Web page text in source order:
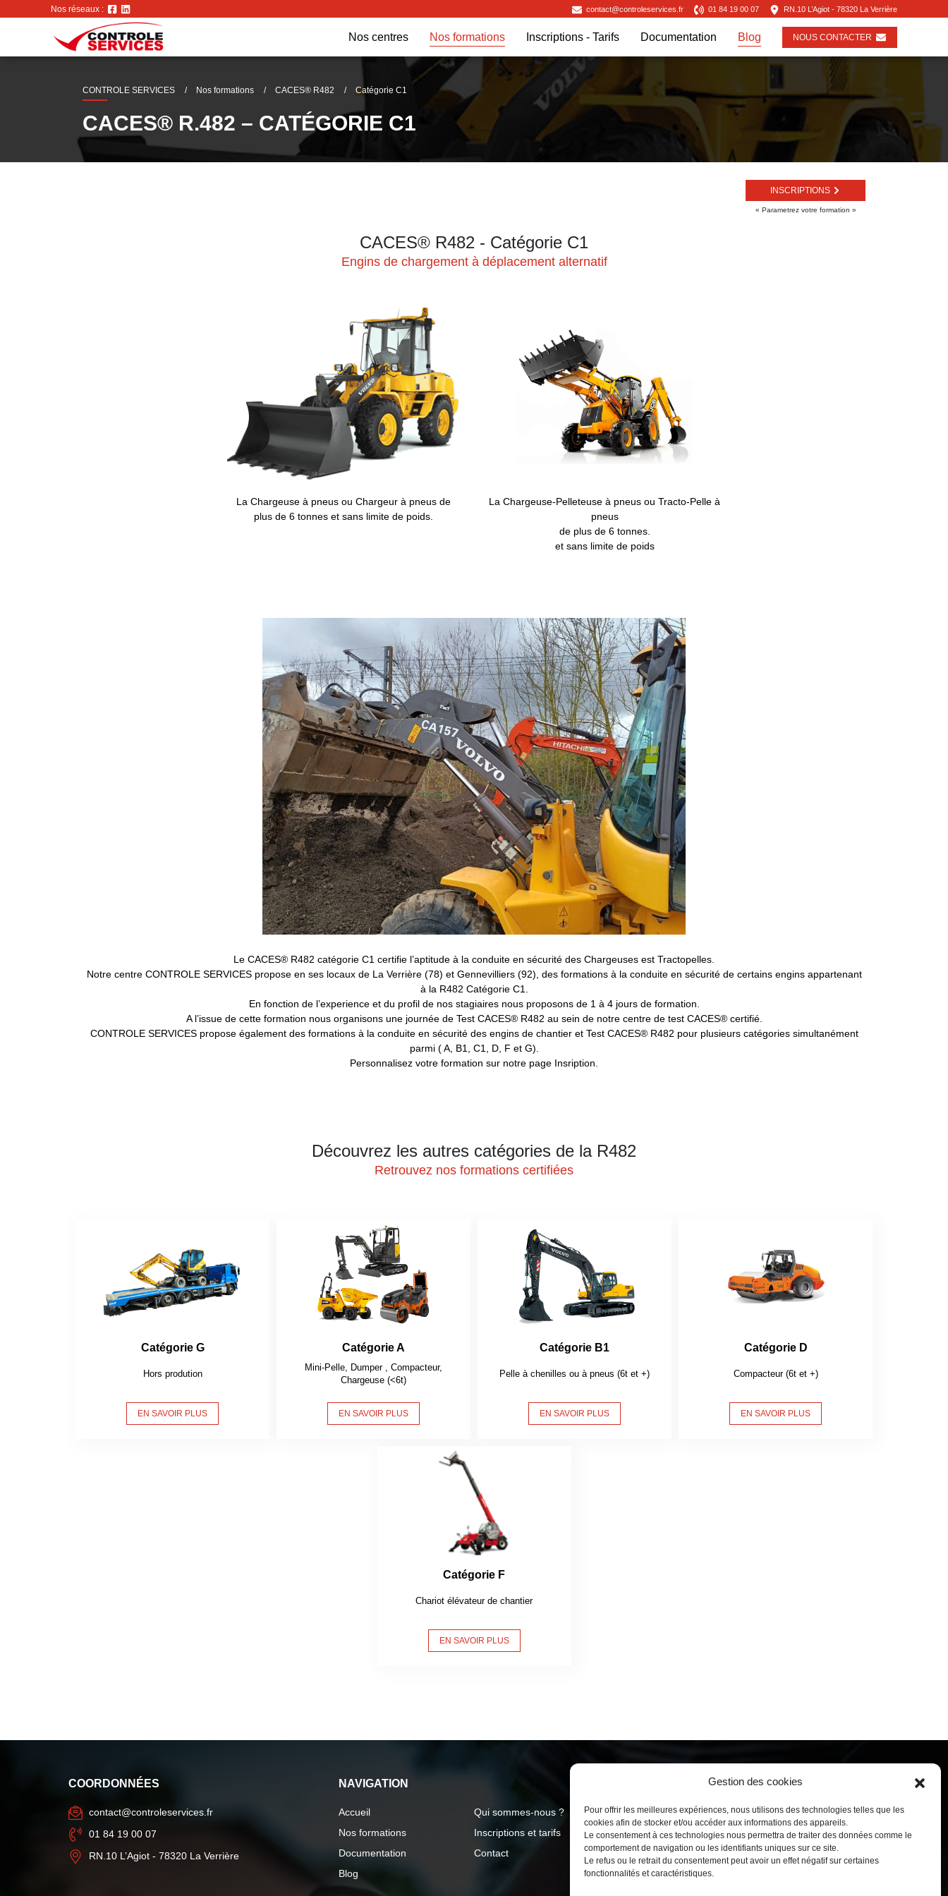
Gestion des cookies
Pour offrir les meilleures expériences, nous utilisons des technologies telles que les
cookies afin de stocker et/ou accéder aux informations des appareils.
Le consentement à ces technologies nous permettra de traiter des données comme le
comportement de navigation ou les identifiants uniques sur ce site.
Le refus ou le retrait du consentement peut avoir un effet négatif sur certaines
fonctionnalités et caractéristiques.
Nos réseaux : contact@controleservices.fr 01 84 19 00 07 RN.10 L’Agiot - 78320 La Verrière
Nos centres Nos formations Inscriptions - Tarifs Documentation Blog NOUS CONTACTER
CONTROLE SERVICES Nos formations CACES® R482 Catégorie C1
CACES® R.482 – CATÉGORIE C1
INSCRIPTIONS
« Parametrez votre formation »
CACES® R482 - Catégorie C1
Engins de chargement à déplacement alternatif
La Chargeuse à pneus ou Chargeur à pneus de
plus de 6 tonnes et sans limite de poids.
La Chargeuse-Pelleteuse à pneus ou Tracto-Pelle à
pneus
de plus de 6 tonnes.
et sans limite de poids
Le CACES® R482 catégorie C1 certifie l’aptitude à la conduite en sécurité des Chargeuses est Tractopelles.
Notre centre CONTROLE SERVICES propose en ses locaux de La Verrière (78) et Gennevilliers (92), des formations à la conduite en sécurité de certains engins appartenant
à la R482 Catégorie C1.
En fonction de l’experience et du profil de nos stagiaires nous proposons de 1 à 4 jours de formation.
A l’issue de cette formation nous organisons une journée de Test CACES® R482 au sein de notre centre de test CACES® certifié.
CONTROLE SERVICES propose également des formations à la conduite en sécurité des engins de chantier et Test CACES® R482 pour plusieurs catégories simultanément
parmi ( A, B1, C1, D, F et G).
Personnalisez votre formation sur notre page Insription.
Découvrez les autres catégories de la R482
Retrouvez nos formations certifiées
Catégorie G
Hors prodution
EN SAVOIR PLUS
Catégorie A
Mini-Pelle, Dumper , Compacteur,
Chargeuse (<6t)
EN SAVOIR PLUS
Catégorie B1
Pelle à chenilles ou à pneus (6t et +)
EN SAVOIR PLUS
Catégorie D
Compacteur (6t et +)
EN SAVOIR PLUS
Catégorie F
Chariot élévateur de chantier
EN SAVOIR PLUS
COORDONNÉES
contact@controleservices.fr
01 84 19 00 07
RN.10 L’Agiot - 78320 La Verrière
NAVIGATION
Accueil
Qui sommes-nous ?
Nos formations
Inscriptions et tarifs
Documentation
Contact
Blog
REJOIGNEZ-NOUS